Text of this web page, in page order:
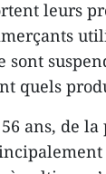
leurs
sont
quels
ans, de